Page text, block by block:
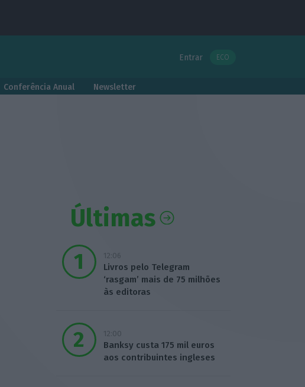
Entrar ECO
Conferência Anual Newsletter
Últimas
12:06
Livros pelo Telegram
‘rasgam’ mais de 75 milhões
às editoras
12:00
Banksy custa 175 mil euros
aos contribuintes ingleses